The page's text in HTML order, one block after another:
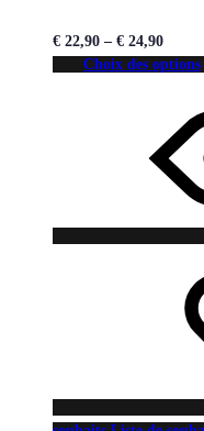
€ 22,90 – € 24,90
Choix des options